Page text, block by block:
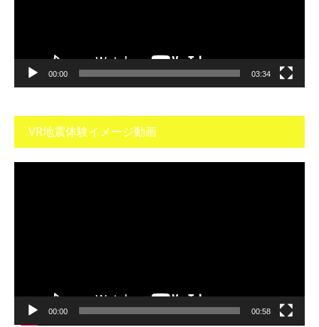
00:00 03:34
VR地震体験イメージ動画
00:00 00:58